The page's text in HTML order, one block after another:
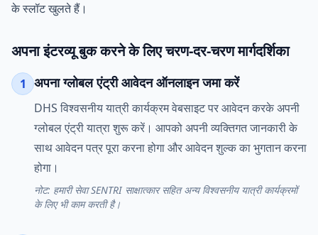
के स्लॉट खुलते हैं।
अपना इंटरव्यू बुक करने के लिए चरण-दर-चरण मार्गदर्शिका
1 अपना ग्लोबल एंट्री आवेदन ऑनलाइन जमा करें
DHS विश्वसनीय यात्री कार्यक्रम वेबसाइट पर आवेदन करके अपनी
ग्लोबल एंट्री यात्रा शुरू करें। आपको अपनी व्यक्तिगत जानकारी के
साथ आवेदन पत्र पूरा करना होगा और आवेदन शुल्क का भुगतान करना
होगा।
नोट: हमारी सेवा SENTRI साक्षात्कार सहित अन्य विश्वसनीय यात्री कार्यक्रमों
के लिए भी काम करती है।